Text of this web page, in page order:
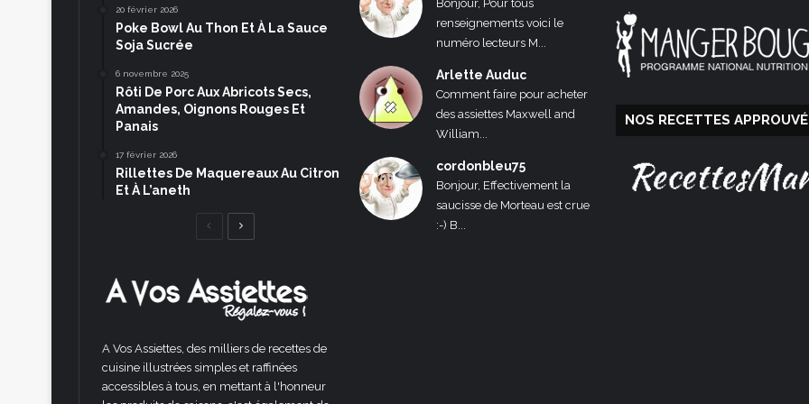
20 février 2026
Poke Bowl Au Thon Et À La Sauce
Soja Sucrée
6 novembre 2025
Rôti De Porc Aux Abricots Secs,
Amandes, Oignons Rouges Et
Panais
17 février 2026
Rillettes De Maquereaux Au Citron
Et À L’aneth
Page
A Vos Assiettes, des milliers de recettes de
cuisine illustrées simples et raffinées
accessibles à tous, en mettant à l'honneur
Bonjour, Pour tous
renseignements voici le
numéro lecteurs M...
Arlette Auduc
Comment faire pour acheter
des assiettes Maxwell and
William...
cordonbleu75
Bonjour, Effectivement la
saucisse de Morteau est crue
:-) B...
NOS RECETTES